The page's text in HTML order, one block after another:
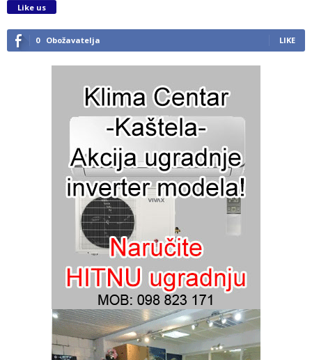
Like us
0 Obožavatelja LIKE